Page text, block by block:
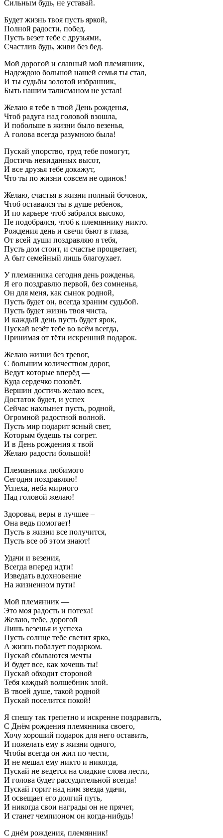
Сильным будь, не уставай.
Будет жизнь твоя пусть яркой,
Полной радости, побед.
Пусть везет тебе с друзьями,
Счастлив будь, живи без бед.
Мой дорогой и славный мой племянник,
Надеждою большой нашей семья ты стал,
И ты судьбы золотой избранник,
Быть нашим талисманом не устал!
Желаю я тебе в твой День рожденья,
Чтоб радуга над головой взошла,
И побольше в жизни было везенья,
А голова всегда разумною была!
Пускай упорство, труд тебе помогут,
Достичь невиданных высот,
И все друзья тебе докажут,
Что ты по жизни совсем не одинок!
Желаю, счастья в жизни полный бочонок,
Чтоб оставался ты в душе ребенок,
И по карьере чтоб забрался высоко,
Не подобрался, чтоб к племяннику никто.
Рождения день и свечи бьют в глаза,
От всей души поздравляю я тебя,
Пусть дом стоит, и счастье процветает,
А быт семейный лишь благоухает.
У племянника сегодня день рожденья,
Я его поздравлю первой, без сомненья,
Он для меня, как сынок родной,
Пусть будет он, всегда храним судьбой.
Пусть будет жизнь твоя чиста,
И каждый день пусть будет ярок,
Пускай везёт тебе во всём всегда,
Принимая от тёти искренний подарок.
Желаю жизни без тревог,
С большим количеством дорог,
Ведут которые вперёд —
Куда сердечко позовёт.
Вершин достичь желаю всех,
Достаток будет, и успех
Сейчас нахлынет пусть, родной,
Огромной радостной волной.
Пусть мир подарит ясный свет,
Которым будешь ты согрет.
И в День рождения я твой
Желаю радости большой!
Племянника любимого
Сегодня поздравляю!
Успеха, неба мирного
Над головой желаю!
Здоровья, веры в лучшее –
Она ведь помогает!
Пусть в жизни все получится,
Пусть все об этом знают!
Удачи и везения,
Всегда вперед идти!
Изведать вдохновение
На жизненном пути!
Мой племянник —
Это моя радость и потеха!
Желаю, тебе, дорогой
Лишь везенья и успеха
Пусть солнце тебе светит ярко,
А жизнь побалует подарком.
Пускай сбываются мечты
И будет все, как хочешь ты!
Пускай обходит стороной
Тебя каждый волшебник злой.
В твоей душе, такой родной
Пускай поселится покой!
Я спешу так трепетно и искренне поздравить,
С Днём рождения племянника своего,
Хочу хороший подарок для него оставить,
И пожелать ему в жизни одного,
Чтобы всегда он жил по чести,
И не мешал ему никто и никогда,
Пускай не ведется на сладкие слова лести,
И голова будет рассудительной всегда!
Пускай горит над ним звезда удачи,
И освещает его долгий путь,
И никогда свои награды он не прячет,
И станет чемпионом он когда-нибудь!
С днём рождения, племянник!